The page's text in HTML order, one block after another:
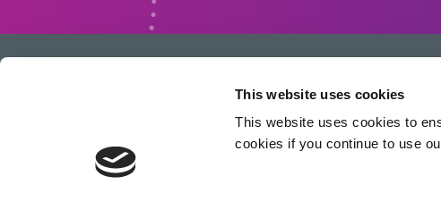
This website uses cookies
This website uses cookies to
cookies if you continue to use
开发创新的快速光固化材料、分配设备和
UV/LED光固化系统，以大幅提高制造效率。
版权
一般